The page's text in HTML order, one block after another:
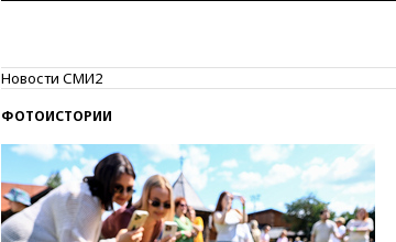
Новости СМИ2
ФОТОИСТОРИИ